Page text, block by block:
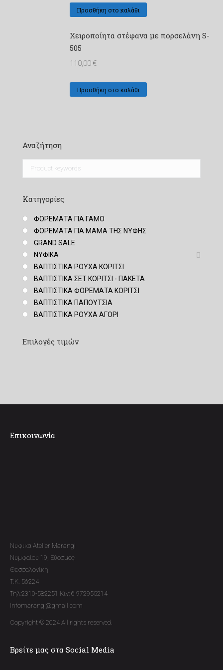
Προσθήκη στο καλάθι
Χειροποίητα στέφανα με πορσελάνη S-
505
110,00 €
Προσθήκη στο καλάθι
Αναζήτηση
Κατηγορίες
ΦΟΡΕΜΑΤΑ ΓΙΑ ΓΑΜΟ
ΦΟΡΕΜΑΤΑ ΓΙΑ ΜΑΜΑ ΤΗΣ ΝΥΦΗΣ
GRAND SALE
ΝΥΦΙΚΑ
ΒΑΠΤΙΣΤΙΚΑ ΡΟΥΧΑ ΚΟΡΙΤΣΙ
ΒΑΠΤΙΣΤΙΚΑ ΣΕΤ ΚΟΡΙΤΣΙ - ΠΑΚΕΤΑ
ΒΑΠΤΙΣΤΙΚΑ ΦΟΡΕΜΑΤΑ ΚΟΡΙΤΣΙ
ΒΑΠΤΙΣΤΙΚΑ ΠΑΠΟΥΤΣΙΑ
ΒΑΠΤΙΣΤΙΚΑ ΡΟΥΧΑ ΑΓΟΡΙ
Επιλογές τιμών
Επικοινωνία
Νυφικα Atelier Marangi
Νυμφαίου 19, Εύοσμος
Θεσσαλονίκη
T.K. 56224
Τηλ:2310-582251 Κιν: 6 972955214
infomarangi@gmail.com
Copyright © 2024 All rights reserved.
Βρείτε μας στα Social Media